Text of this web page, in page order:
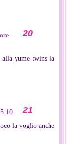
alla yume twins la
la voglio anche